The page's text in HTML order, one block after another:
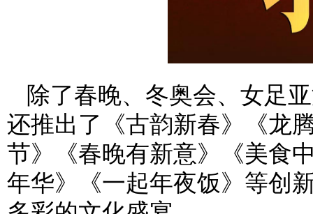
除了春晚、冬奥会、女足
还推出了《古韵新春》《
节》《春晚有新意》《美食
年华》《一起年夜饭》等创